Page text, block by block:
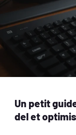
Un petit
del et